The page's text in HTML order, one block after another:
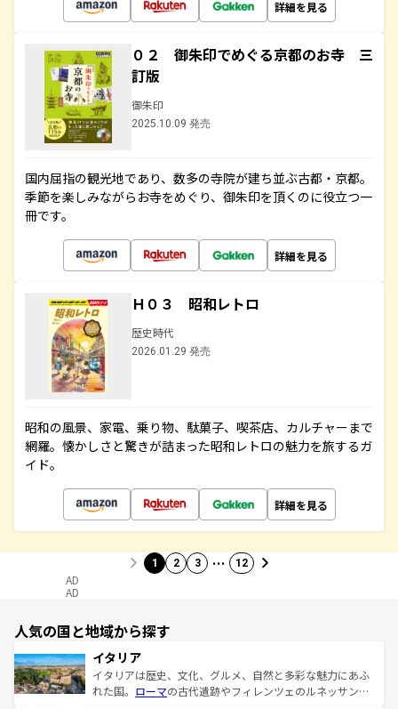
詳細を見る
０２ 御朱印でめぐる京都のお寺 三
訂版
御朱印
2025.10.09 発売
国内屈指の観光地であり、数多の寺院が建ち並ぶ古都・京都。
季節を楽しみながらお寺をめぐり、御朱印を頂くのに役立つ一
冊です。
詳細を見る
Ｈ０３ 昭和レトロ
歴史時代
2026.01.29 発売
昭和の風景、家電、乗り物、駄菓子、喫茶店、カルチャーまで
網羅。懐かしさと驚きが詰まった昭和レトロの魅力を旅するガ
イド。
詳細を見る
1 2 3 … 12
AD
AD
人気の国と地域から探す
イタリア
イタリアは歴史、文化、グルメ、自然と多彩な魅力にあふ
れた国。 ローマの古代遺跡やフィレンツェのルネッサンス